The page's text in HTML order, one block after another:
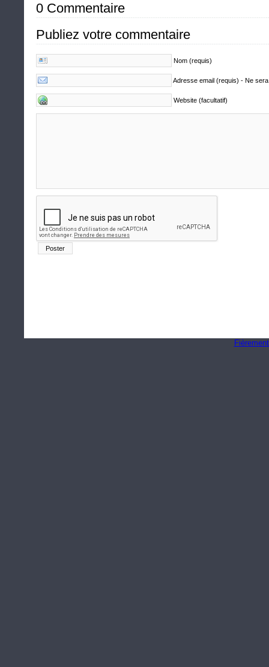
0 Commentaire
Publiez votre commentaire
Nom (requis)
Adresse email (requis) - Ne
Website (facultatif)